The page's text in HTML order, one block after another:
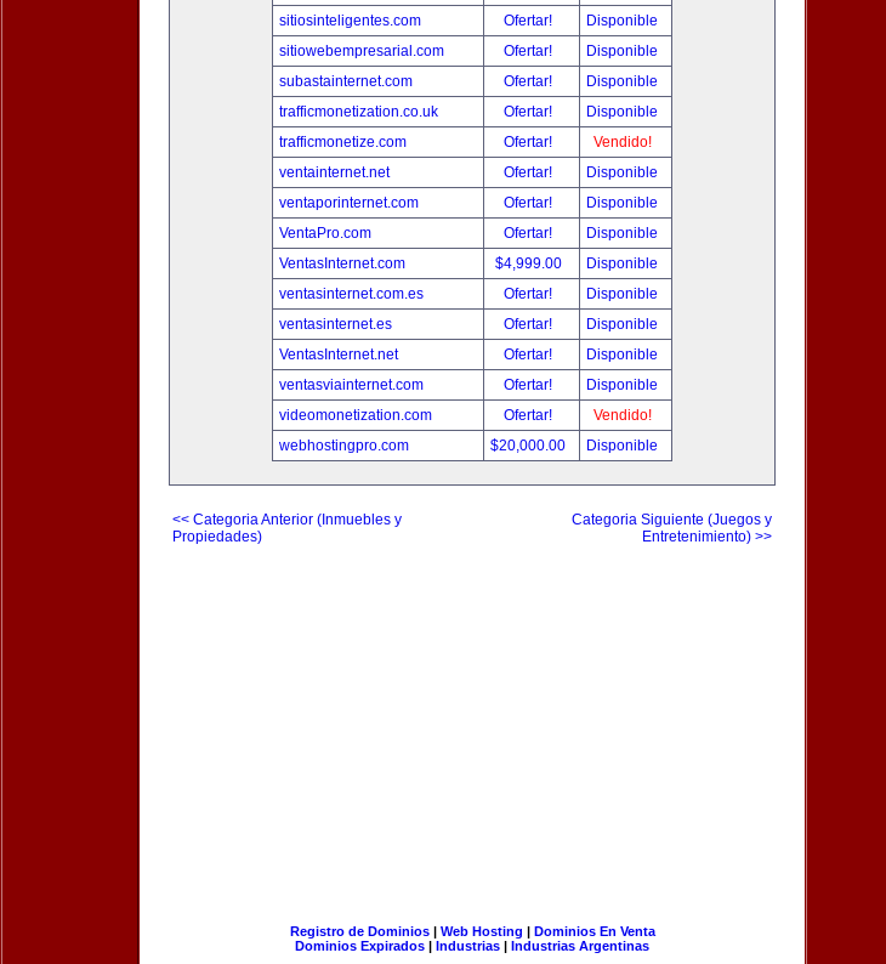
sitiosinteligentes.com
Ofertar!
Disponible
sitiowebempresarial.com
Ofertar!
Disponible
subastainternet.com
Ofertar!
Disponible
trafficmonetization.co.uk
Ofertar!
Disponible
trafficmonetize.com
Ofertar!
Vendido!
ventainternet.net
Ofertar!
Disponible
ventaporinternet.com
Ofertar!
Disponible
VentaPro.com
Ofertar!
Disponible
VentasInternet.com
$4,999.00
Disponible
ventasinternet.com.es
Ofertar!
Disponible
ventasinternet.es
Ofertar!
Disponible
VentasInternet.net
Ofertar!
Disponible
ventasviainternet.com
Ofertar!
Disponible
videomonetization.com
Ofertar!
Vendido!
webhostingpro.com
$20,000.00 Disponible
<< Categoria Anterior (Inmuebles y
Propiedades)
Categoria Siguiente (Juegos y
Entretenimiento) >>
Registro de Dominios| Web Hosting | Dominios En Venta
Dominios Expirados | Industrias | Industrias Argentinas